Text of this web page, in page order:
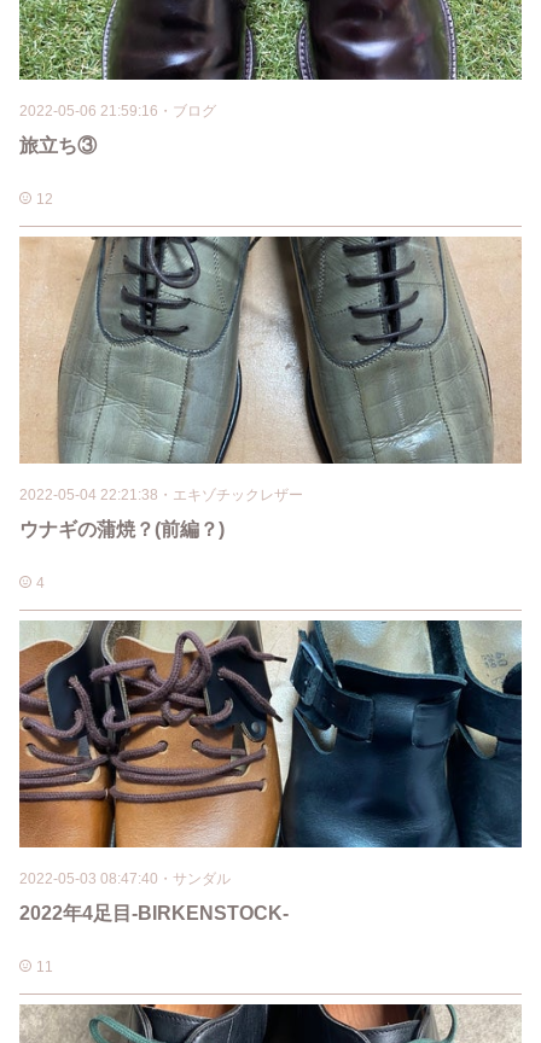
2022-05-06 21:59:16 ・ ブログ
旅立ち③
12
2022-05-04 22:21:38 ・ エキゾチックレザー
ウナギの蒲焼？(前編？)
4
2022-05-03 08:47:40 ・ サンダル
2022年4足目-BIRKENSTOCK-
11